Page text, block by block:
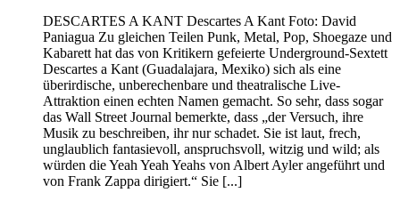
DESCARTES A KANT Descartes A Kant Foto: David
Paniagua Zu gleichen Teilen Punk, Metal, Pop, Shoegaze und
Kabarett hat das von Kritikern gefeierte Underground-Sextett
Descartes a Kant (Guadalajara, Mexiko) sich als eine
überirdische, unberechenbare und theatralische Live-
Attraktion einen echten Namen gemacht. So sehr, dass sogar
das Wall Street Journal bemerkte, dass „der Versuch, ihre
Musik zu beschreiben, ihr nur schadet. Sie ist laut, frech,
unglaublich fantasievoll, anspruchsvoll, witzig und wild; als
würden die Yeah Yeah Yeahs von Albert Ayler angeführt und
von Frank Zappa dirigiert.“ Sie [...]